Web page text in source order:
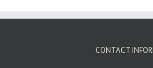
CONTACT